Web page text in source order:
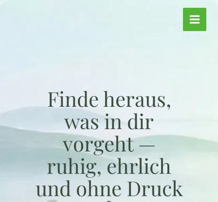
Finde heraus,
was in dir
vorgeht —
ruhig, ehrlich
und ohne Druck